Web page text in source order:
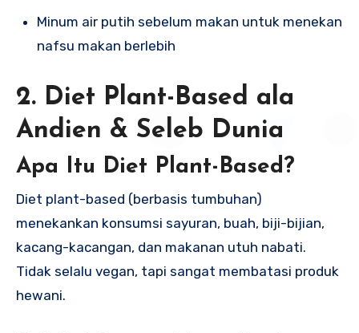
Minum air putih sebelum makan untuk menekan
nafsu makan berlebih
2. Diet Plant-Based ala
Andien & Seleb Dunia
Apa Itu Diet Plant-Based?
Diet plant-based (berbasis tumbuhan)
menekankan konsumsi sayuran, buah, biji-bijian,
kacang-kacangan, dan makanan utuh nabati.
Tidak selalu vegan, tapi sangat membatasi produk
hewani.